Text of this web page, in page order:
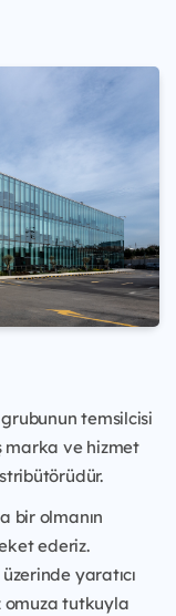
temsilcisi
marka ve hizmet
bir olmanın
ederiz.
yaratıcı
omuza tutkuyla